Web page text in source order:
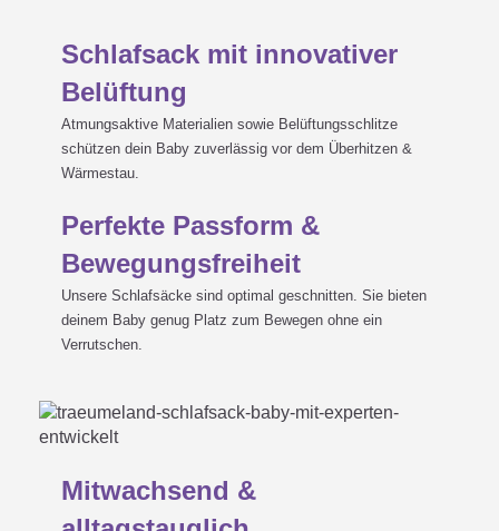
Schlafsack mit innovativer
Belüftung
Atmungsaktive Materialien sowie Belüftungsschlitze
schützen dein Baby zuverlässig vor dem Überhitzen &
Wärmestau.
Perfekte Passform &
Bewegungsfreiheit
Unsere Schlafsäcke sind optimal geschnitten. Sie bieten
deinem Baby genug Platz zum Bewegen ohne ein
Verrutschen.
Mitwachsend &